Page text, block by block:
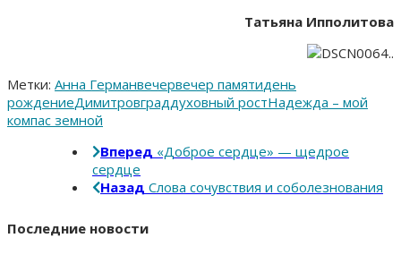
Татьяна Ипполитова
Метки: Анна Германвечервечер памятидень
рождениеДимитровграддуховный ростНадежда – мой
компас земной
Вперед «Доброе сердце» — щедрое
сердце
Назад Слова сочувствия и соболезнования
Последние новости